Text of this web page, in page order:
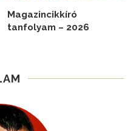
Magazincikkíró
tanfolyam – 2026